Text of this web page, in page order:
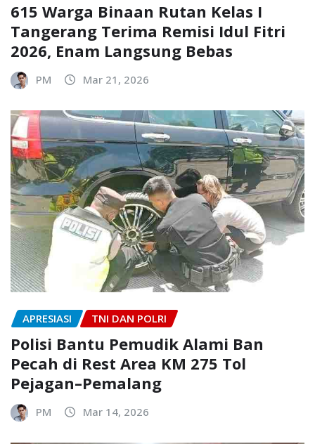
615 Warga Binaan Rutan Kelas I
Tangerang Terima Remisi Idul Fitri
2026, Enam Langsung Bebas
PM Mar 21, 2026
APRESIASI TNI DAN POLRI
Polisi Bantu Pemudik Alami Ban
Pecah di Rest Area KM 275 Tol
Pejagan–Pemalang
PM Mar 14, 2026